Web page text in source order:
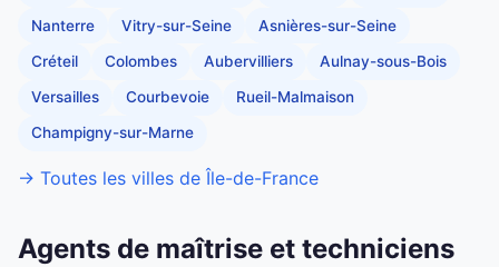
Nanterre Vitry-sur-Seine Asnières-sur-Seine
Créteil Colombes Aubervilliers Aulnay-sous-Bois
Versailles Courbevoie Rueil-Malmaison
Champigny-sur-Marne
→ Toutes les villes de Île-de-France
Agents de maîtrise et techniciens